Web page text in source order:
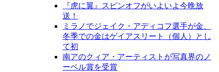
『虎に翼』スピンオフがいよいよ今晩放
送！
ミラノでジェイク・アディコフ選手が金、
冬季での金はゲイアスリート（個人）とし
て初
南アのクィア・アーティストが写真界のノ
ーベル賞を受賞